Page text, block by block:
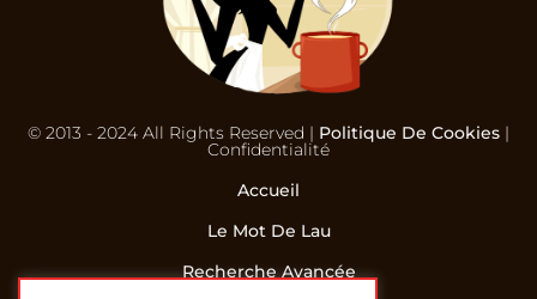
© 2013 - 2024 All Rights Reserved | Politique De Cookies |
Confidentialité
Accueil
Le Mot De Lau
Recherche Avancée